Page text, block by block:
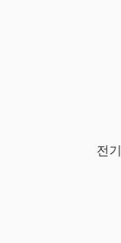
전기